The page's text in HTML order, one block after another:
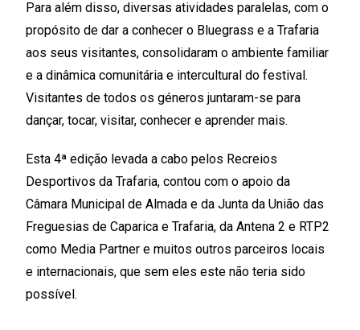
Para além disso, diversas atividades paralelas, com o
propósito de dar a conhecer o Bluegrass e a Trafaria
aos seus visitantes, consolidaram o ambiente familiar
e a dinâmica comunitária e intercultural do festival.
Visitantes de todos os géneros juntaram-se para
dançar, tocar, visitar, conhecer e aprender mais.
Esta 4ª edição levada a cabo pelos Recreios
Desportivos da Trafaria, contou com o apoio da
Câmara Municipal de Almada e da Junta da União das
Freguesias de Caparica e Trafaria, da Antena 2 e RTP2
como Media Partner e muitos outros parceiros locais
e internacionais, que sem eles este não teria sido
possível.